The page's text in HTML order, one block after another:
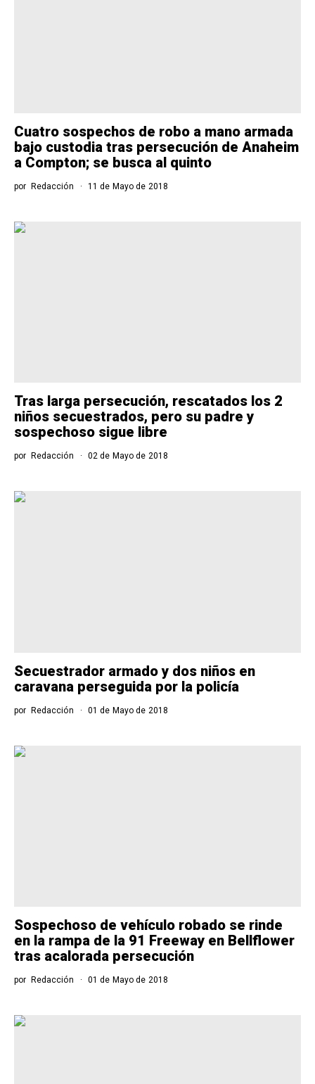
Cuatro sospechos de robo a mano armada
bajo custodia tras persecución de Anaheim
a Compton; se busca al quinto
por Redacción 11 de Mayo de 2018
Tras larga persecución, rescatados los 2
niños secuestrados, pero su padre y
sospechoso sigue libre
por Redacción 02 de Mayo de 2018
Secuestrador armado y dos niños en
caravana perseguida por la policía
por Redacción 01 de Mayo de 2018
Sospechoso de vehículo robado se rinde
en la rampa de la 91 Freeway en Bellflower
tras acalorada persecución
por Redacción 01 de Mayo de 2018